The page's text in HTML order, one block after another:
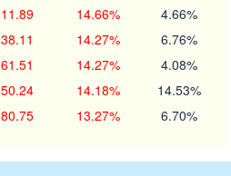
11.89 14.66% 4.66%
38.11 14.27% 6.76%
61.51 14.27% 4.08%
50.24 14.18% 14.53%
80.75 13.27% 6.70%